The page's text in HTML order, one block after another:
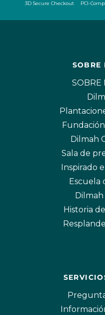
3D Secure Checkout
PCI-
SOBRE
SOBRE
Dilmah
Sala de
Inspirado
Escuela
Historia